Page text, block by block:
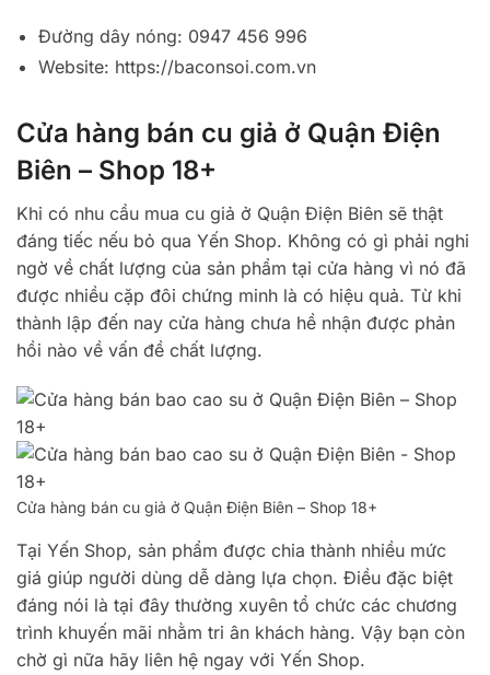
Đường dây nóng: 0947 456 996
Website: https://baconsoi.com.vn
Cửa hàng bán cu giả ở Quận Điện
Biên – Shop 18+
Khi có nhu cầu mua cu giả ở Quận Điện Biên sẽ thật
đáng tiếc nếu bỏ qua Yến Shop. Không có gì phải nghi
ngờ về chất lượng của sản phẩm tại cửa hàng vì nó đã
được nhiều cặp đôi chứng minh là có hiệu quả. Từ khi
thành lập đến nay cửa hàng chưa hề nhận được phản
hồi nào về vấn đề chất lượng.
Cửa hàng bán cu giả ở Quận Điện Biên – Shop 18+
Tại Yến Shop, sản phẩm được chia thành nhiều mức
giá giúp người dùng dễ dàng lựa chọn. Điều đặc biệt
đáng nói là tại đây thường xuyên tổ chức các chương
trình khuyến mãi nhằm tri ân khách hàng. Vậy bạn còn
chờ gì nữa hãy liên hệ ngay với Yến Shop.